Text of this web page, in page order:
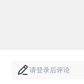
创下品牌交付
请登录后评论